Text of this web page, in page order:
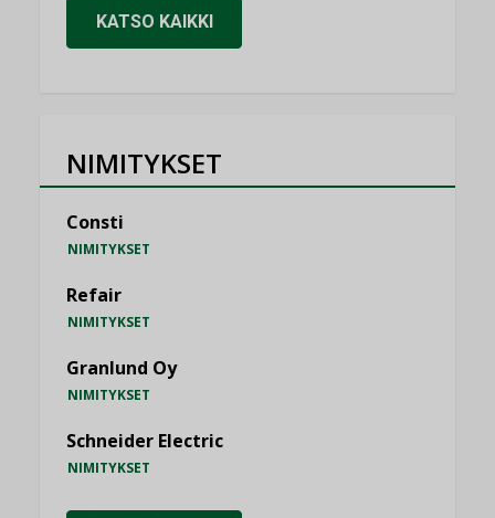
KATSO KAIKKI
NIMITYKSET
Consti
NIMITYKSET
Refair
NIMITYKSET
Granlund Oy
NIMITYKSET
Schneider Electric
NIMITYKSET